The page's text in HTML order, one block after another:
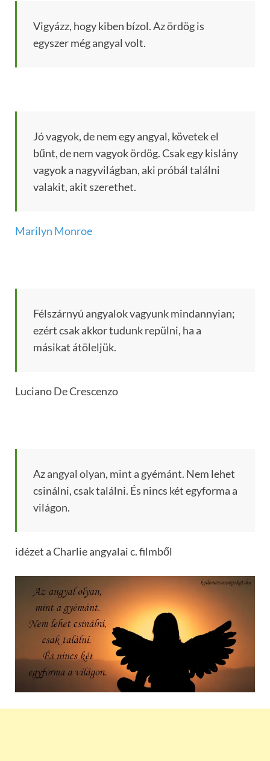
Vigyázz, hogy kiben bízol. Az ördög is
egyszer még angyal volt.
Jó vagyok, de nem egy angyal, követek el
bűnt, de nem vagyok ördög. Csak egy kislány
vagyok a nagyvilágban, aki próbál találni
valakit, akit szerethet.
Marilyn Monroe
Félszárnyú angyalok vagyunk mindannyian;
ezért csak akkor tudunk repülni, ha a
másikat átöleljük.
Luciano De Crescenzo
Az angyal olyan, mint a gyémánt. Nem lehet
csinálni, csak találni. És nincs két egyforma a
világon.
idézet a Charlie angyalai c. filmből